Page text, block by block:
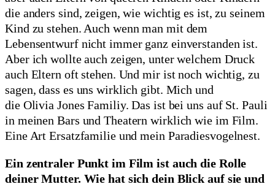
die anders sind, zeigen, wie wichtig es ist, zu seinem
Kind zu stehen. Auch wenn man mit dem
Lebensentwurf nicht immer ganz einverstanden ist.
Aber ich wollte auch zeigen, unter welchem Druck
auch Eltern oft stehen. Und mir ist noch wichtig, zu
sagen, dass es uns wirklich gibt. Mich und
die Olivia Jones Familiy. Das ist bei uns auf St. Pauli
in meinen Bars und Theatern wirklich wie im Film.
Eine Art Ersatzfamilie und mein Paradiesvogelnest.
Ein zentraler Punkt im Film ist auch die Rolle
deiner Mutter. Wie hat sich dein Blick auf sie und